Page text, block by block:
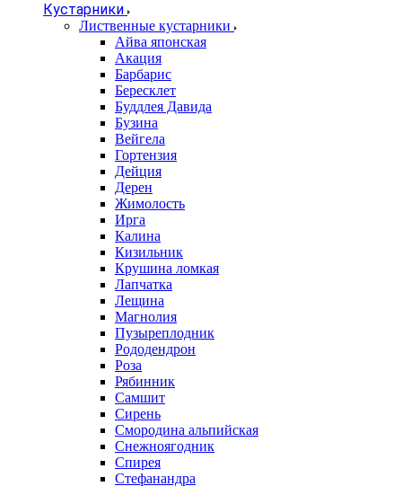
Кустарники
Лиственные кустарники
Айва японская
Акация
Барбарис
Бересклет
Буддлея Давида
Бузина
Вейгела
Гортензия
Дейция
Дерен
Жимолость
Ирга
Калина
Кизильник
Крушина ломкая
Лапчатка
Лещина
Магнолия
Пузыреплодник
Рододендрон
Роза
Рябинник
Самшит
Сирень
Смородина альпийская
Снежноягодник
Спирея
Стефанандра